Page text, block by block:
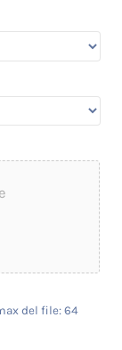
del file: 64